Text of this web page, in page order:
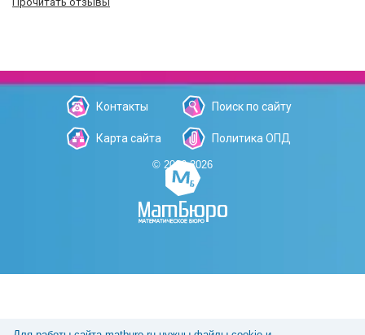
Контакты Поиск по сайту
Карта сайта Политика ОПД
© 2006-2026